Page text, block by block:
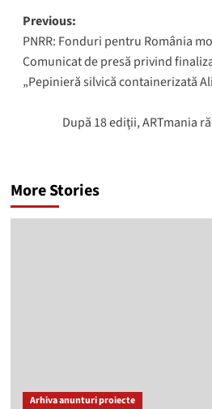
Post
navigation
Previous:
PNRR: Fonduri pentru România
Comunicat de presă privind
„Pepinieră silvică containerizată
După 18 ediţii, ARTmania
More Stories
Arhiva anunturi proiecte